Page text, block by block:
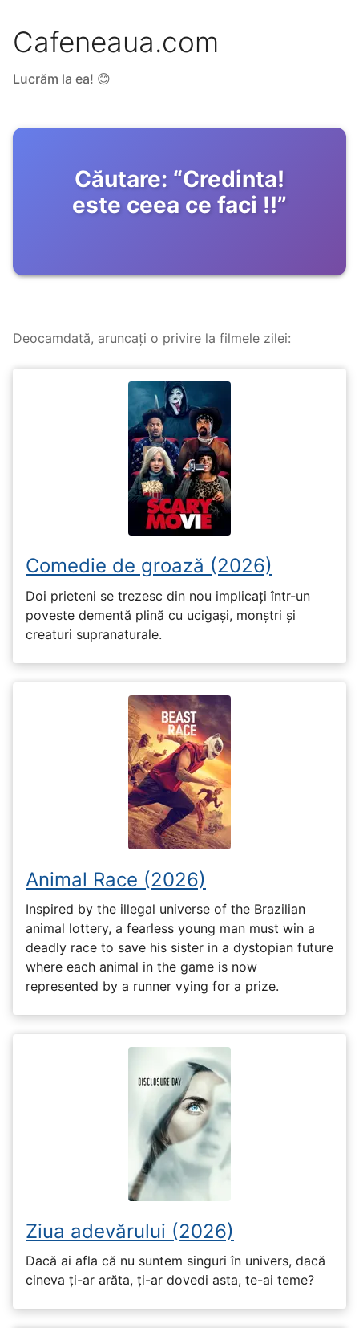
Cafeneaua.com
Lucrăm la ea! 😊
Căutare: “Credinta!
este ceea ce faci !!”
Deocamdată, aruncați o privire la filmele zilei:
Comedie de groază (2026)
Doi prieteni se trezesc din nou implicați într-un
poveste dementă plină cu ucigași, monștri și
creaturi supranaturale.
Animal Race (2026)
Inspired by the illegal universe of the Brazilian
animal lottery, a fearless young man must win a
deadly race to save his sister in a dystopian future
where each animal in the game is now
represented by a runner vying for a prize.
Ziua adevărului (2026)
Dacă ai afla că nu suntem singuri în univers, dacă
cineva ți-ar arăta, ți-ar dovedi asta, te-ai teme?